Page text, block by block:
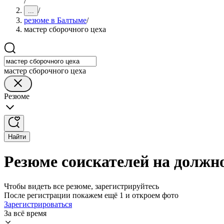
... /
резюме в Балтыме/
мастер сборочного цеха
мастер сборочного цеха
Резюме
Найти
Резюме соискателей на
Чтобы видеть все резюме, зарегистрируйтесь
После регистрации покажем ещё 1 и откроем фото
Зарегистрироваться
За всё время